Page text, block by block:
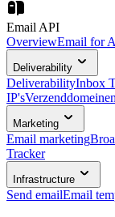
Email API
OverviewEmail for
Deliverability
DeliverabilityInbox
IP'sVerzenddomeinen
Marketing
Email marketing
Tracker
Infrastructure
Send emailEmail